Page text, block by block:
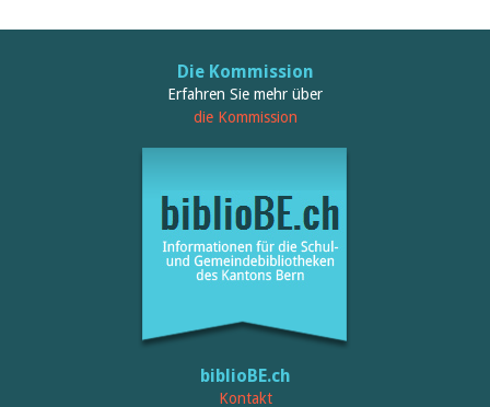
Die Kommission
Erfahren Sie mehr über
die Kommission
biblioBE.ch
Kontakt